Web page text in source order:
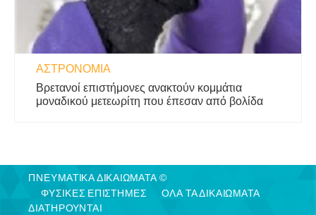
ΑΣΤΡΟΝΟΜΊΑ
Βρετανοί επιστήμονες ανακτούν κομμάτια
μοναδικού μετεωρίτη που έπεσαν από βολίδα
ΠΝΕΥΜΑΤΙΚΑ ΔΙΚΑΙΩΜΑΤΑ ©
ΦΥΣΙΚΈΣ ΕΠΙΣΤΉΜΕΣ
ΟΛΑ ΤΑ ΔΙΚΑΙΩΜΑΤΑ
ΔΙΑΤΗΡΟΥΝΤΑΙ